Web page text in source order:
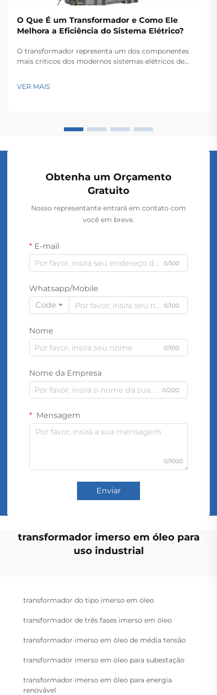
O Que É um Transformador e Como Ele
Melhora a Eficiência do Sistema Elétrico?
O transformador representa um dos componentes
mais críticos dos modernos sistemas elétricos de
longo de extensas redes. Esses dispositivos
VER MAIS
Obtenha um Orçamento
Gratuito
Nosso representante entrará em contato com
você em breve.
E-mail
0/100
Whatsapp/Mobile
Code
0/100
Nome
0/100
Nome da Empresa
0/200
Mensagem
0/1000
Enviar
transformador imerso em óleo para
uso industrial
transformador do tipo imerso em óleo
transformador de três fases imerso em óleo
transformador imerso em óleo de média tensão
transformador imerso em óleo para subestação
transformador imerso em óleo para energia
renovável